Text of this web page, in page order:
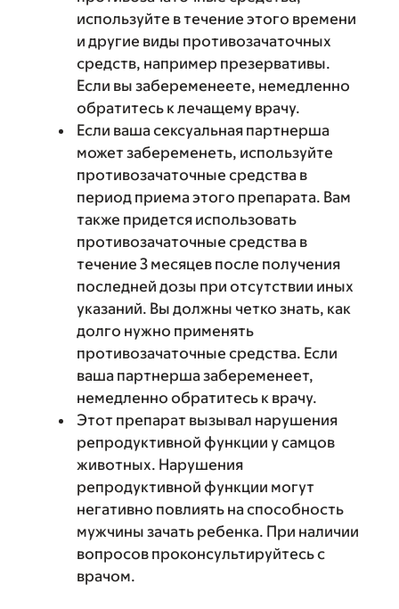
используйте в течение этого времени
и другие виды противозачаточных
средств, например презервативы.
Если вы забеременеете, немедленно
обратитесь к лечащему врачу.
Если ваша сексуальная партнерша
может забеременеть, используйте
противозачаточные средства в
период приема этого препарата. Вам
также придется использовать
противозачаточные средства в
течение 3 месяцев после получения
последней дозы при отсутствии иных
указаний. Вы должны четко знать, как
долго нужно применять
противозачаточные средства. Если
ваша партнерша забеременеет,
немедленно обратитесь к врачу.
Этот препарат вызывал нарушения
репродуктивной функции у самцов
животных. Нарушения
репродуктивной функции могут
негативно повлиять на способность
мужчины зачать ребенка. При наличии
вопросов проконсультируйтесь с
врачом.